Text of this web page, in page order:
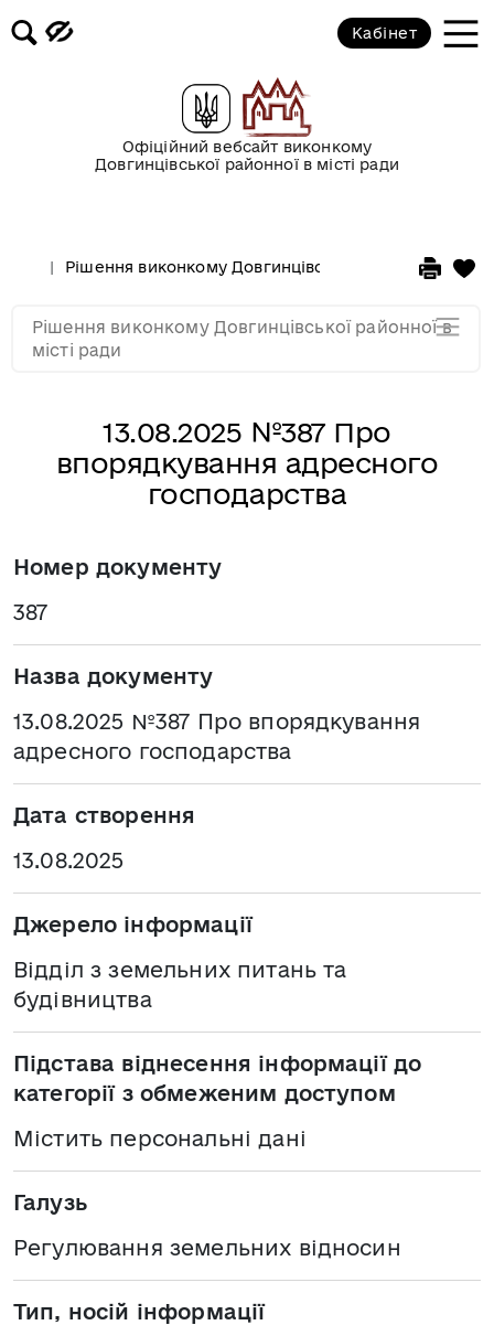
Офіційний вебсайт виконкому
Довгинцівської районної в місті ради
Кабінет
Рішення виконкому Довгинцівської районної в
13.08.2025 №387 Про
впорядкування адресного
господарства
Номер документу
387
Назва документу
13.08.2025 №387 Про впорядкування
адресного господарства
Дата створення
13.08.2025
Джерело інформації
Відділ з земельних питань та
будівництва
Підстава віднесення інформації до
категорії з обмеженим доступом
Містить персональні дані
Галузь
Регулювання земельних відносин
Тип, носій інформації
Рішення виконкому Довгинцівської районної в
місті ради
2017 рік
2015 рік
2013 рік
2012 рік